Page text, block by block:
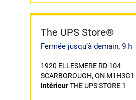
The UPS Store®
Fermée jusqu’à demain, 9 h
1920 ELLESMERE RD 104
SCARBOROUGH, ON M1H3G1
IntérieurTHE UPS STORE 1